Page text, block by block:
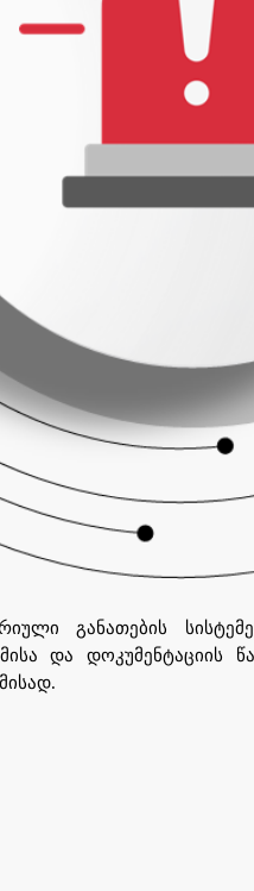
განათების
და დოკუმენტაციის